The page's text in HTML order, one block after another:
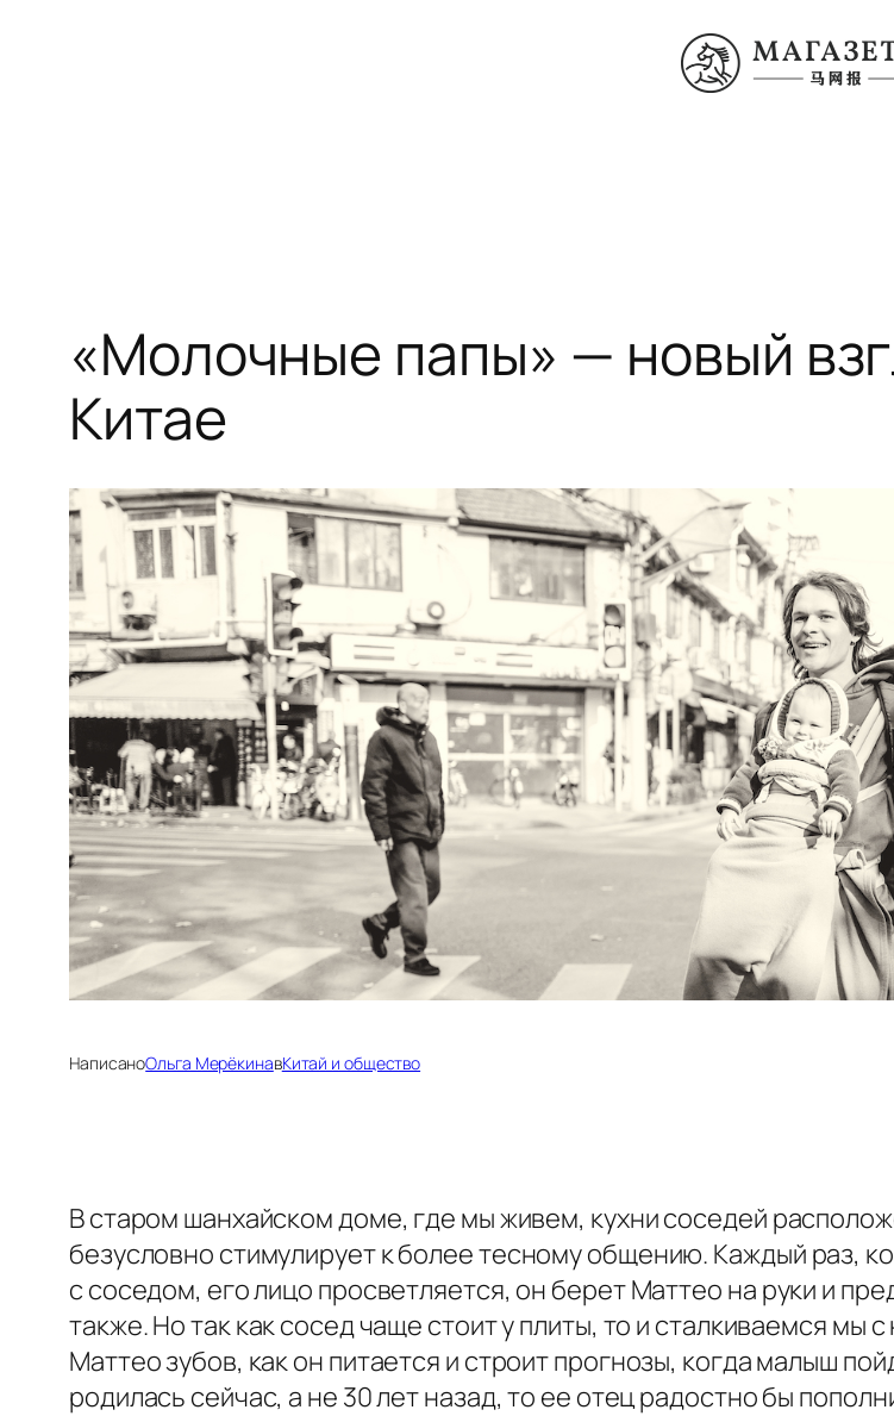
«Молочные папы» — новый
Китае
НаписаноОльга МерёкинавКитай и общество
В старом шанхайском доме, где мы живем, кухни соседей
безусловно стимулирует к более тесному общению. Каждый раз,
с соседом, его лицо просветляется, он берет Маттео на руки и
также. Но так как сосед чаще стоит у плиты, то и сталкиваемся
Маттео зубов, как он питается и строит прогнозы, когда малыш
родилась сейчас, а не 30 лет назад, то ее отец радостно бы